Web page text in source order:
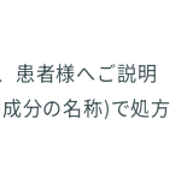
患者様へご説明
分の名称)で処方